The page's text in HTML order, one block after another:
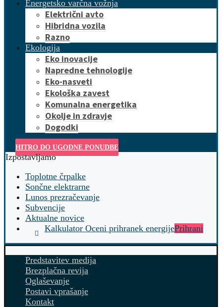
Energetsko varčna vožnja
Električni avto
Hibridna vozila
Razno
Ekologija
Eko inovacije
Napredne tehnologije
Eko-nasveti
Ekološka zavest
Komunalna energetika
Okolje in zdravje
Dogodki
HITRO DO UGODNE PONUDBE
Izpostavljamo
Toplotne črpalke
Sončne elektrarne
Lunos prezračevanje
Subvencije
Aktualne novice
Kalkulator Oceni prihranek energijePrihrani
Predstavitev medija
Brezplačna revija
Oglaševanje
Postavi vprašanje
Kontakt